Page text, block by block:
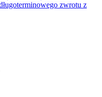
zwrotu z